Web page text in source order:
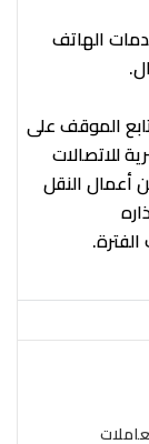
الهاتف
الموقف على
للاتصالات
أعمال النقل